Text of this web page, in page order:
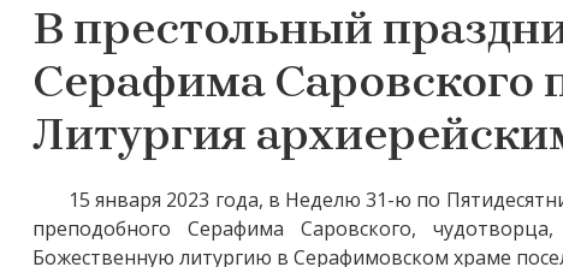
В престольный
Серафима Саровского
Литургия
15 января 2023 года, в Неделю 31-ю по
преподобного Серафима Саровского,
Божественную литургию в Серафимовском храме